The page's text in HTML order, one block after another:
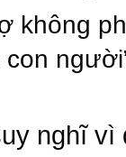
không
nghĩ vì